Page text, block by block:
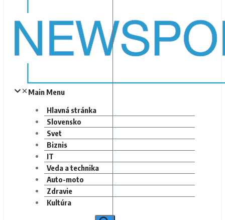
Main Menu
Hlavná stránka
Slovensko
Svet
Biznis
IT
Veda a technika
Auto-moto
Zdravie
Kultúra